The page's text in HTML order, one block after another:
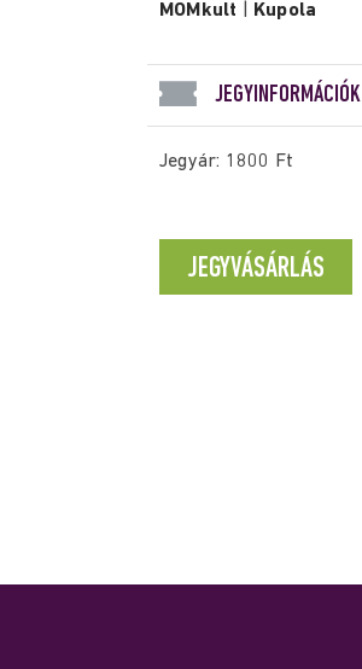
MOMkult Kupola
JEGYINFORMÁCIÓK
Jegyár: 1800 Ft
JEGYVÁSÁRLÁS